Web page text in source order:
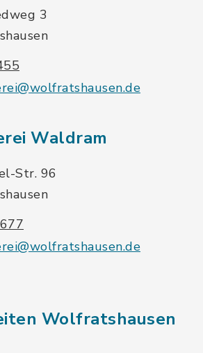
3
Waldram
Str. 96
Wolfratshausen